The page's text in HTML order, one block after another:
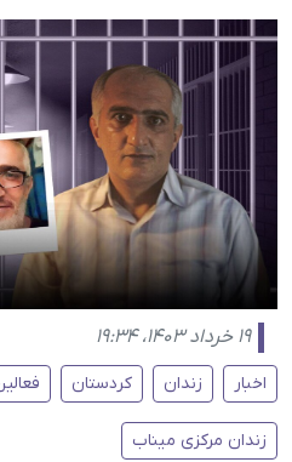
۱۹ خرداد ۱۴۰۳، ۱۹:۳۴
اخبار زندان کردستان
زندان مرکزی میناب